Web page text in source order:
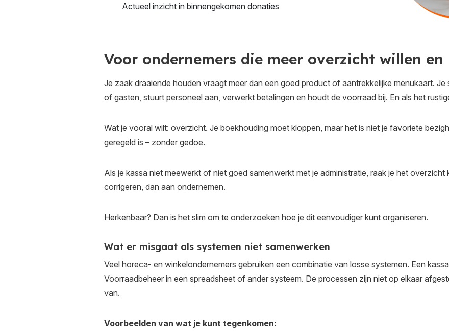
Actueel inzicht in binnengekomen donaties
Voor ondernemers die meer overzicht willen
Je zaak draaiende houden vraagt meer dan een goed product of aantrekkelijke menukaart. Je
of gasten, stuurt personeel aan, verwerkt betalingen en houdt de voorraad bij. En als het
Wat je vooral wilt: overzicht. Je boekhouding moet kloppen, maar het is niet je favoriete
geregeld is – zonder gedoe.
Als je kassa niet meewerkt of niet goed samenwerkt met je administratie, raak je het overzicht
corrigeren, dan aan ondernemen.
Herkenbaar? Dan is het slim om te onderzoeken hoe je dit eenvoudiger kunt organiseren.
Wat er misgaat als systemen niet samenwerken
Veel horeca- en winkelondernemers gebruiken een combinatie van losse systemen. Een
Voorraadbeheer in een spreadsheet of ander systeem. De processen zijn niet op elkaar
van.
Voorbeelden van wat je kunt tegenkomen: